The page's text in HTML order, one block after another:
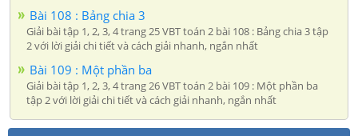
Bài 108 : Bảng chia 3
Giải bài tập 1, 2, 3, 4 trang 25 VBT toán 2 bài 108 : Bảng chia 3 tập
2 với lời giải chi tiết và cách giải nhanh, ngắn nhất
Bài 109 : Một phần ba
Giải bài tập 1, 2, 3, 4 trang 26 VBT toán 2 bài 109 : Một phần ba
tập 2 với lời giải chi tiết và cách giải nhanh, ngắn nhất